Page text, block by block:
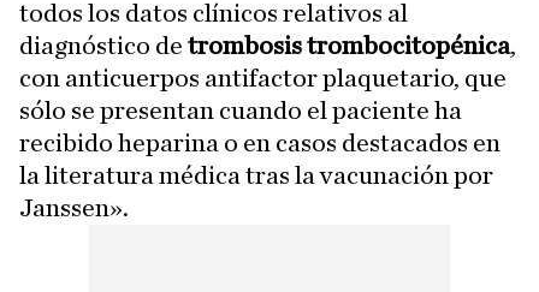
todos los datos clínicos relativos al
diagnóstico de trombosis trombocitopénica,
con anticuerpos antifactor plaquetario, que
sólo se presentan cuando el paciente ha
recibido heparina o en casos destacados en
la literatura médica tras la vacunación por
Janssen».